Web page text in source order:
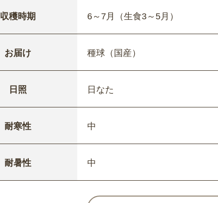
収穫時期 6～7月（生食3～5月）
お届け 種球（国産）
日照 日なた
耐寒性 中
耐暑性 中